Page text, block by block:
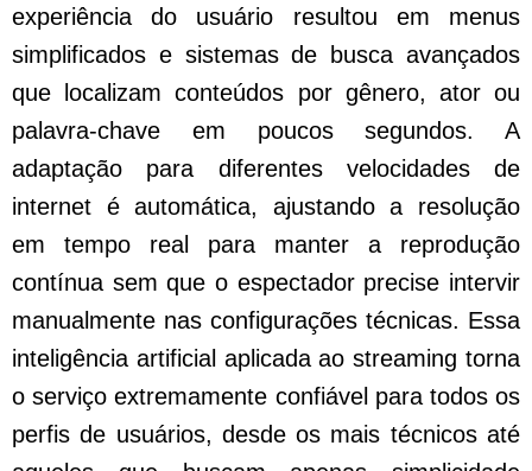
experiência do usuário resultou em menus
simplificados e sistemas de busca avançados
que localizam conteúdos por gênero, ator ou
palavra-chave em poucos segundos. A
adaptação para diferentes velocidades de
internet é automática, ajustando a resolução
em tempo real para manter a reprodução
contínua sem que o espectador precise intervir
manualmente nas configurações técnicas. Essa
inteligência artificial aplicada ao streaming torna
o serviço extremamente confiável para todos os
perfis de usuários, desde os mais técnicos até